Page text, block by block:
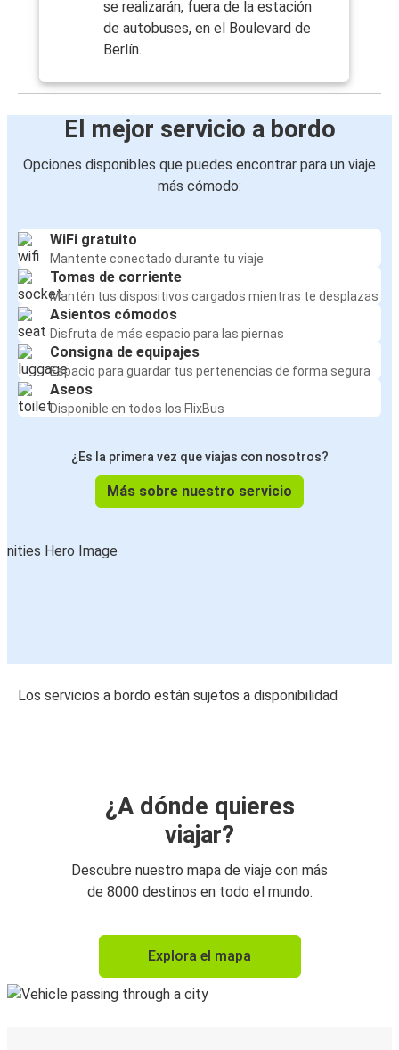
se realizarán, fuera de la estación
de autobuses, en el Boulevard de
Berlín.
El mejor servicio a bordo
Opciones disponibles que puedes encontrar para un viaje
más cómodo:
WiFi gratuito
Mantente conectado durante tu viaje
Tomas de corriente
Mantén tus dispositivos cargados mientras te desplazas
Asientos cómodos
Disfruta de más espacio para las piernas
Consigna de equipajes
Espacio para guardar tus pertenencias de forma segura
Aseos
Disponible en todos los FlixBus
¿Es la primera vez que viajas con nosotros?
Más sobre nuestro servicio
Los servicios a bordo están sujetos a disponibilidad
¿A dónde quieres
viajar?
Descubre nuestro mapa de viaje con más
de 8000 destinos en todo el mundo.
Explora el mapa